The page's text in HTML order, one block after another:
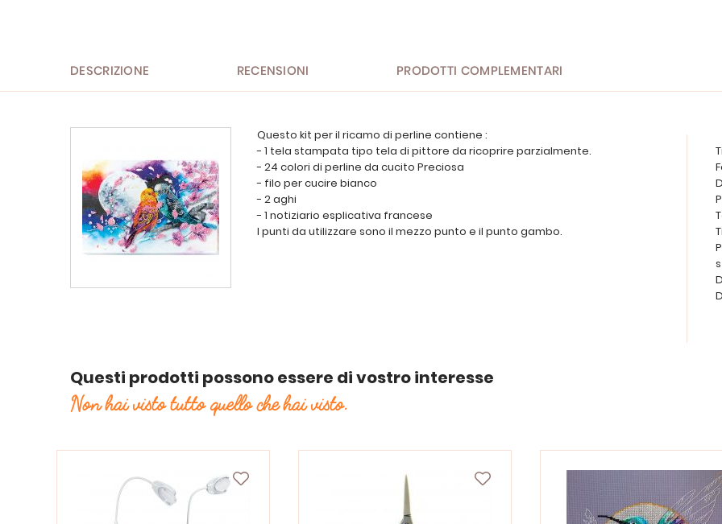
immagini
DESCRIZIONE RECENSIONI PRODOTTI COMPLEMENTARI
Questo kit per il ricamo di perline contiene :
- 1 tela stampata tipo tela di pittore da ricoprire parzialmente.
- 24 colori di perline da cucito Preciosa
- filo per cucire bianco
- 2 aghi
- 1 notiziario esplicativa francese
I punti da utilizzare sono il mezzo punto e il punto gambo.
Questi prodotti possono essere di vostro interesse
Non hai visto tutto quello che hai visto.